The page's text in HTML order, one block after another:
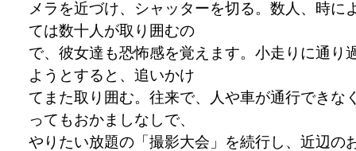
メラを近づけ、シャッターを切る。数人、時に
ては数十人が取り囲むの
で、彼女達も恐怖感を覚えます。小走りに通り
ようとすると、追いかけ
てまた取り囲む。往来で、人や車が通行できな
ってもおかましなしで、
やりたい放題の「撮影大会」を続行し、近辺の